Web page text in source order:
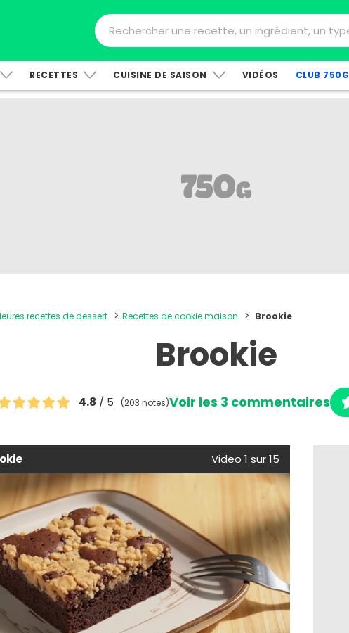
RECETTES CUISINE DE SAISON VIDÉOS CLUB 750G
recettes de dessert Recettes de cookie maison Brookie
Brookie
4.8 / 5 (203 notes)Voir les 3 commentaires
Video 1 sur 15